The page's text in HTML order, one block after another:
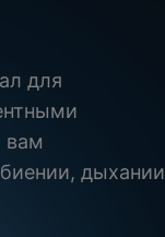
для
вам
дыхании